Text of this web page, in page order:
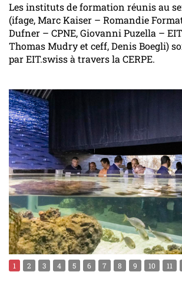
Les instituts de formation réunis au
(ifage, Marc Kaiser – Romandie
Dufner – CPNE, Giovanni Puzella –
Thomas Mudry et ceff, Denis Boegli)
par EIT.swiss à travers la CERPE.
1 2 3 4 5 6 7 8 9 10 11